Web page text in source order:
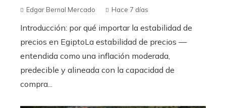
Edgar Bernal Mercado Hace 7 días
Introducción: por qué importar la estabilidad de
precios en EgiptoLa estabilidad de precios —
entendida como una inflación moderada,
predecible y alineada con la capacidad de
compra...